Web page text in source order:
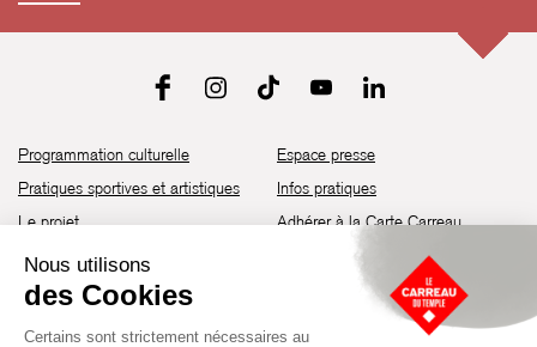
Programmation culturelle
Pratiques sportives et artistiques
Le projet
Brochure de saison 25-26
Découvrir les espaces
Espace presse
Infos pratiques
Adhérer à la Carte Carreau